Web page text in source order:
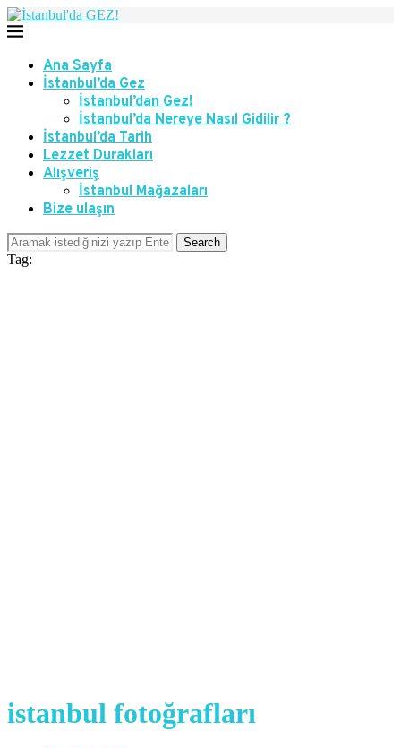
Ana Sayfa
İstanbul’da Gez
İstanbul’dan Gez!
İstanbul’da Nereye Nasıl Gidilir ?
İstanbul’da Tarih
Lezzet Durakları
Alışveriş
İstanbul Mağazaları
Bize ulaşın
Search
Tag:
istanbul fotoğrafları